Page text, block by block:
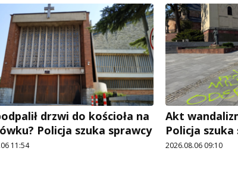
drzwi do kościoła na
Policja szuka sprawcy
11:54
Akt
Policja szuka
2026.08.06 09:10